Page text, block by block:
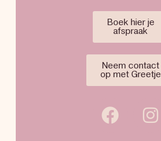
Boek hier je
afspraak
Neem contact
op met Greetje